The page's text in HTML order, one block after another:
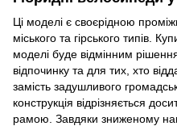
Ці моделі є своєрідною
міського та гірського типів.
моделі буде відмінним
відпочинку та для тих, хто
замість задушливого
конструкція відрізняється
рамою. Завдяки зниженому